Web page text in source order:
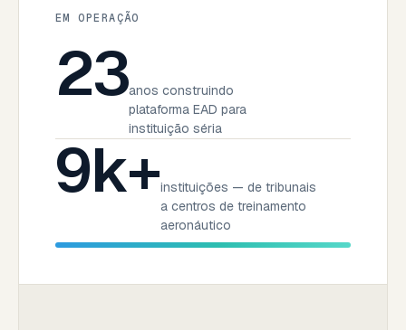
EM OPERAÇÃO
23anos construindo
plataforma EAD para
instituição séria
9k+instituições — de tribunais
a centros de treinamento
aeronáutico